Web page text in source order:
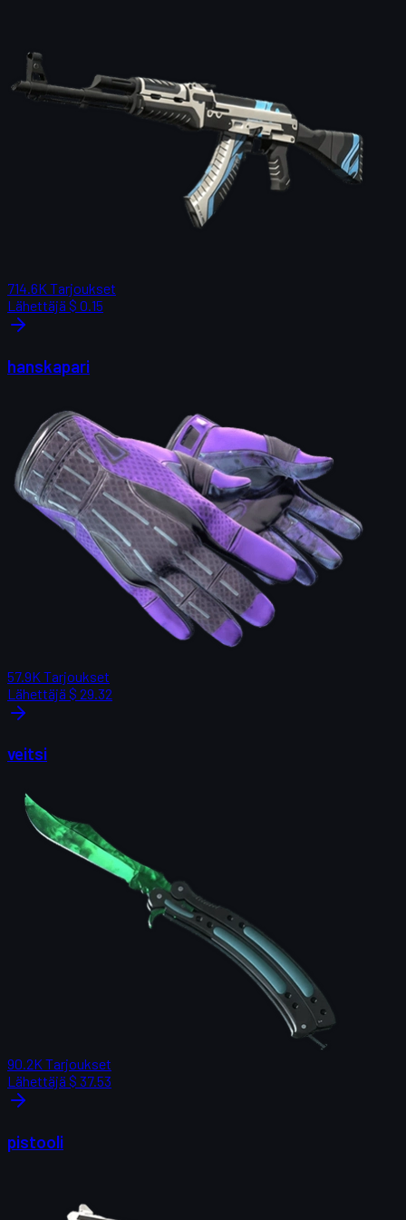
714.6KTarjoukset
Lähettäjä $ 0.15
hanskapari
57.9KTarjoukset
Lähettäjä $ 29.32
veitsi
90.2KTarjoukset
Lähettäjä $ 37.53
pistooli